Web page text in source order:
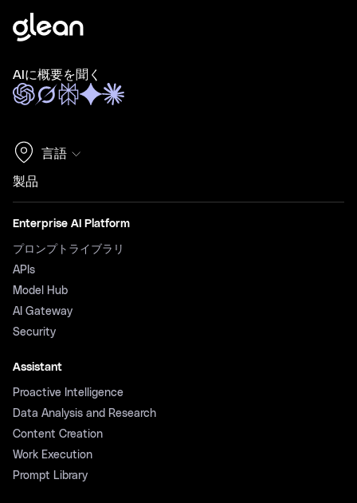
AIに概要を聞く
言語
製品
Enterprise AI Platform
プロンプトライブラリ
APIs
Model Hub
AI Gateway
Security
Assistant
Proactive Intelligence
Data Analysis and Research
Content Creation
Work Execution
Prompt Library